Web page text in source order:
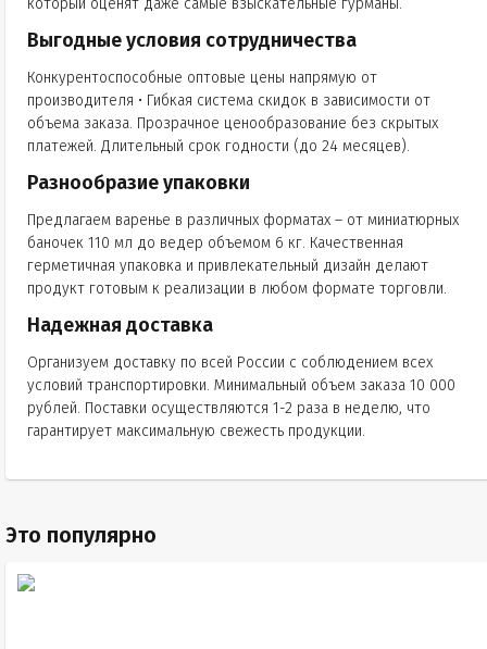
который оценят даже самые взыскательные гурманы.
Выгодные условия сотрудничества
Конкурентоспособные оптовые цены напрямую от
производителя • Гибкая система скидок в зависимости от
объема заказа. Прозрачное ценообразование без скрытых
платежей. Длительный срок годности (до 24 месяцев).
Разнообразие упаковки
Предлагаем варенье в различных форматах – от миниатюрных
баночек 110 мл до ведер объемом 6 кг. Качественная
герметичная упаковка и привлекательный дизайн делают
продукт готовым к реализации в любом формате торговли.
Надежная доставка
Организуем доставку по всей России с соблюдением всех
условий транспортировки. Минимальный объем заказа 10 000
рублей. Поставки осуществляются 1-2 раза в неделю, что
гарантирует максимальную свежесть продукции.
Это популярно